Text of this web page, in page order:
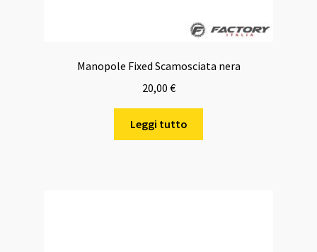
Manopole Fixed Scamosciata nera
20,00 €
Leggi tutto